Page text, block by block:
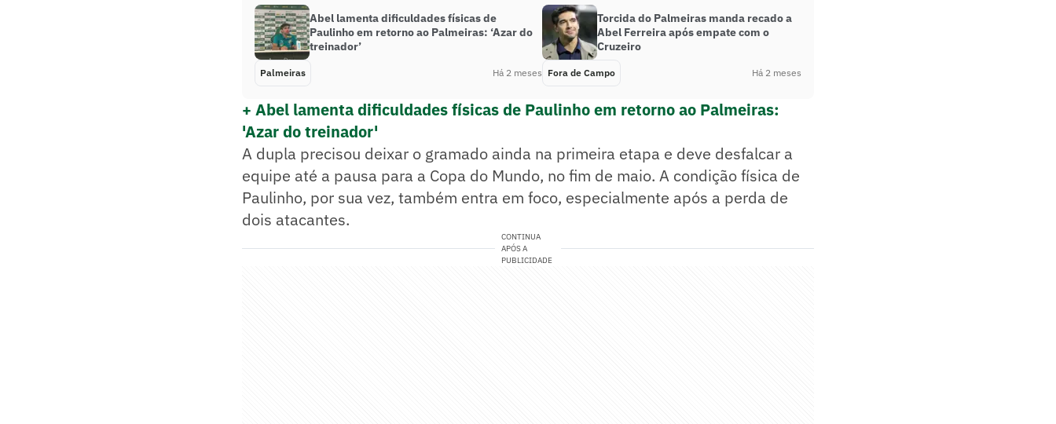
Abel lamenta dificuldades físicas de
Paulinho em retorno ao Palmeiras: ‘Azar do
treinador’
Palmeiras Há 2 meses
Torcida do Palmeiras manda recado a
Abel Ferreira após empate com o
Cruzeiro
Fora de Campo Há 2 meses
+ Abel lamenta dificuldades físicas de Paulinho em retorno ao Palmeiras:
'Azar do treinador'
A dupla precisou deixar o gramado ainda na primeira etapa e deve desfalcar a
equipe até a pausa para a Copa do Mundo, no fim de maio. A condição física de
Paulinho, por sua vez, também entra em foco, especialmente após a perda de
dois atacantes.
CONTINUA
APÓS A
PUBLICIDADE